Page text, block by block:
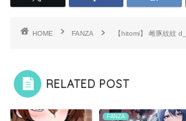
HOME FANZA 【hitomi】 雌豚紋紋
RELATED POST
FANZA